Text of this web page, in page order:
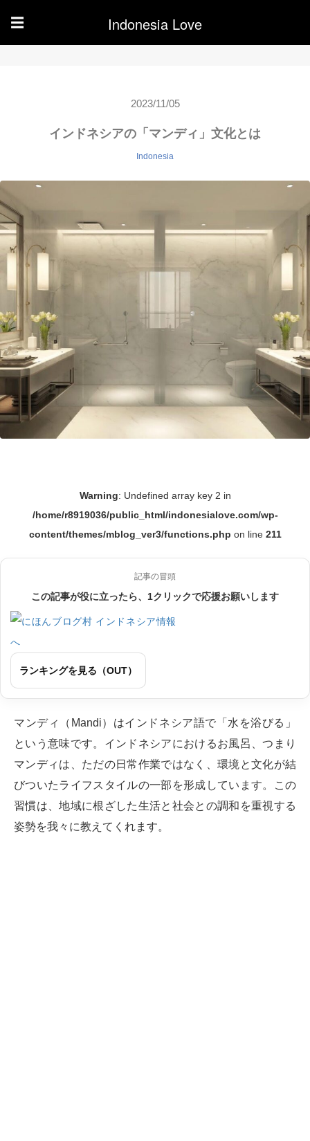
☰ Indonesia Love
2023/11/05
インドネシアの「マンディ」文化とは
Indonesia
Warning: Undefined array key 2 in
/home/r8919036/public_html/indonesialove.com/wp-
content/themes/mblog_ver3/functions.php on line 211
記事の冒頭
この記事が役に立ったら、1クリックで応援お願いします
ランキングを見る（OUT）
マンディ（Mandi）はインドネシア語で「水を浴びる」
という意味です。インドネシアにおけるお風呂、つまり
マンディは、ただの日常作業ではなく、環境と文化が結
びついたライフスタイルの一部を形成しています。この
習慣は、地域に根ざした生活と社会との調和を重視する
姿勢を我々に教えてくれます。